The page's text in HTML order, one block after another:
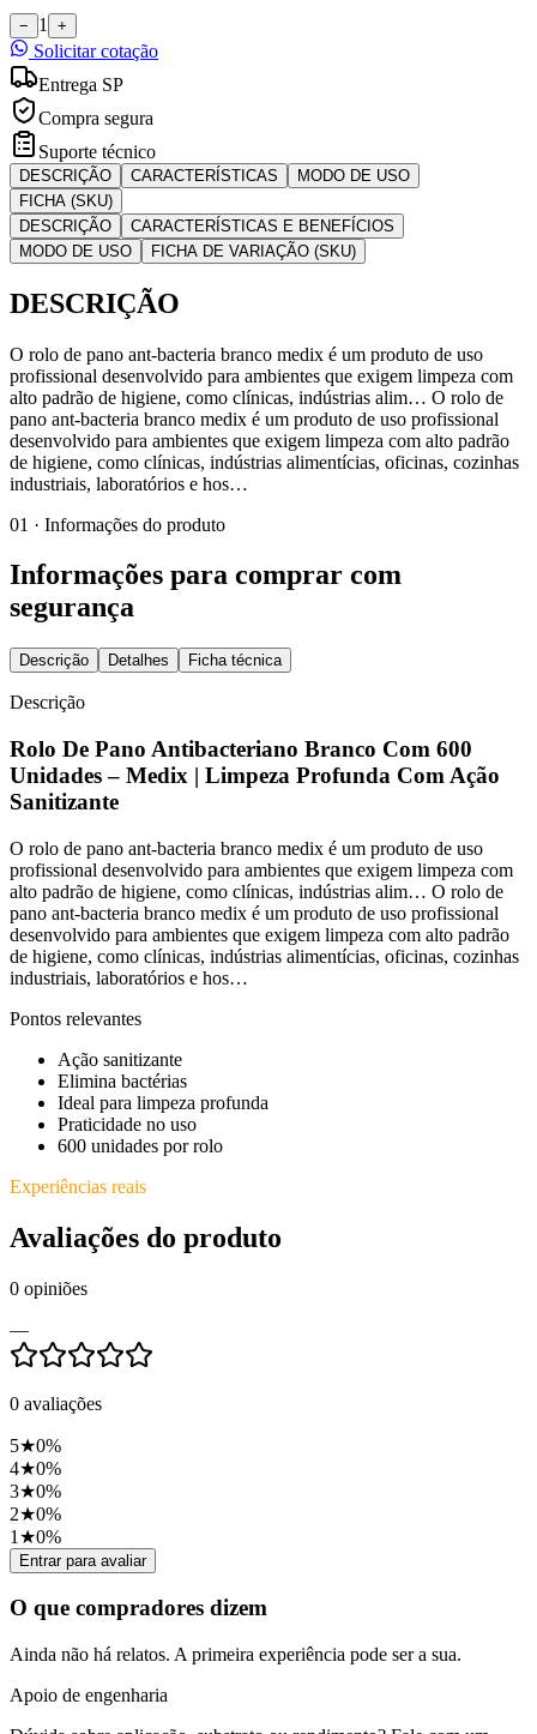
− 1 +
Solicitar cotação
Entrega SP
Compra segura
Suporte técnico
DESCRIÇÃO CARACTERÍSTICAS
MODO DE USO
FICHA (SKU)
DESCRIÇÃO
CARACTERÍSTICAS E BENEFÍCIOS
MODO DE USO
FICHA DE VARIAÇÃO (SKU)
DESCRIÇÃO
O rolo de pano ant-bacteria branco medix é um produto de uso
profissional desenvolvido para ambientes que exigem limpeza com
alto padrão de higiene, como clínicas, indústrias alim… O rolo de
pano ant-bacteria branco medix é um produto de uso profissional
desenvolvido para ambientes que exigem limpeza com alto padrão
de higiene, como clínicas, indústrias alimentícias, oficinas, cozinhas
industriais, laboratórios e hos…
01 · Informações do produto
Informações para comprar com
segurança
Descrição Detalhes Ficha técnica
Descrição
Rolo De Pano Antibacteriano Branco Com 600
Unidades – Medix | Limpeza Profunda Com Ação
Sanitizante
O rolo de pano ant-bacteria branco medix é um produto de uso
profissional desenvolvido para ambientes que exigem limpeza com
alto padrão de higiene, como clínicas, indústrias alim… O rolo de
pano ant-bacteria branco medix é um produto de uso profissional
desenvolvido para ambientes que exigem limpeza com alto padrão
de higiene, como clínicas, indústrias alimentícias, oficinas, cozinhas
industriais, laboratórios e hos…
Pontos relevantes
Ação sanitizante
Elimina bactérias
Ideal para limpeza profunda
Praticidade no uso
600 unidades por rolo
Experiências reais
Avaliações do produto
0 opiniões
—
0 avaliações
5★0%
4★0%
3★0%
2★0%
1 ★0%
Entrar para avaliar
O que compradores dizem
Ainda não há relatos. A primeira experiência pode ser a sua.
Apoio de engenharia